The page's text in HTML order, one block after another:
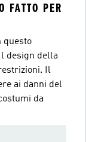
FATTO PER
questo
design della
Il
ai danni del
da